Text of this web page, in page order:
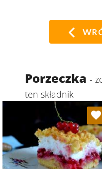
Porzeczka -
ten składnik
Dodaj do
Wybierz